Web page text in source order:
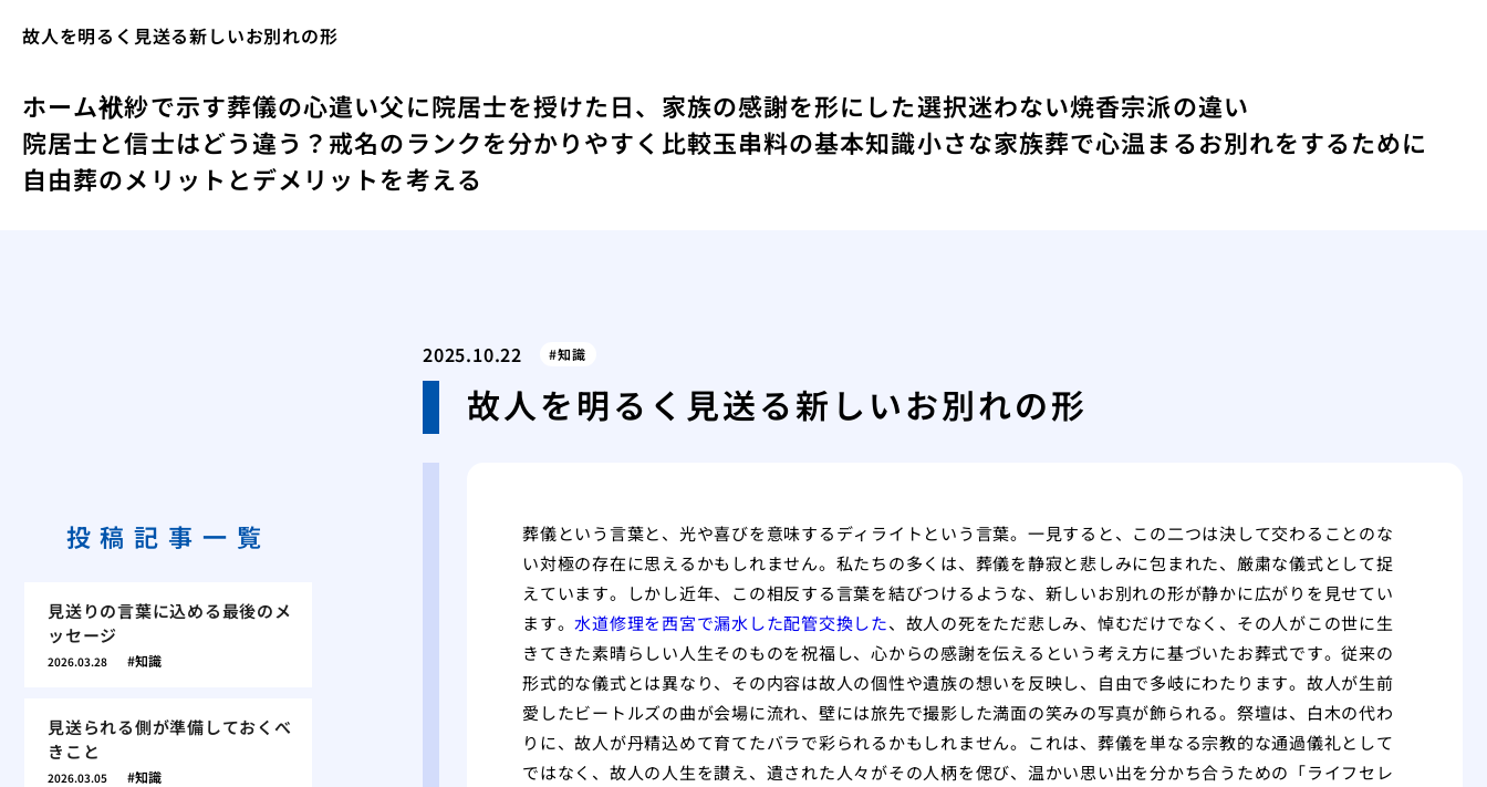
故人を明るく見送る新しいお別れの形
ホーム袱紗で示す葬儀の心遣い父に院居士を授けた日、家族の感謝を形にした選択迷わない焼香宗派の違い
院居士と信士はどう違う？戒名のランクを分かりやすく比較玉串料の基本知識小さな家族葬で心温まるお別れをするために
自由葬のメリットとデメリットを考える
2025.10.22 知識
故人を明るく見送る新しいお別れの形
葬儀という言葉と、光や喜びを意味するディライトという言葉。一見すると、この二つは決して交わることのな
い対極の存在に思えるかもしれません。私たちの多くは、葬儀を静寂と悲しみに包まれた、厳粛な儀式として捉
えています。しかし近年、この相反する言葉を結びつけるような、新しいお別れの形が静かに広がりを見せてい
ます。水道修理を西宮で漏水した配管交換した、故人の死をただ悲しみ、悼むだけでなく、その人がこの世に生
きてきた素晴らしい人生そのものを祝福し、心からの感謝を伝えるという考え方に基づいたお葬式です。従来の
形式的な儀式とは異なり、その内容は故人の個性や遺族の想いを反映し、自由で多岐にわたります。故人が生前
愛したビートルズの曲が会場に流れ、壁には旅先で撮影した満面の笑みの写真が飾られる。祭壇は、白木の代わ
りに、故人が丹精込めて育てたバラで彩られるかもしれません。これは、葬儀を単なる宗教的な通過儀礼として
ではなく、故人の人生を讃え、遺された人々がその人柄を偲び、温かい思い出を分かち合うための「ライフセレ
投稿記事一覧
見送りの言葉に込める最後のメ
ッセージ
2026.03.28 知識
見送られる側が準備しておくべ
きこと
2026.03.05 知識